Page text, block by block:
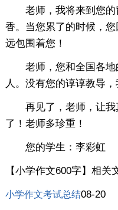
老师，我将来到您的
香。当您累了的时候，
远包围着您！
老师，您和全国各地
人。没有您的谆谆教导
再见了，老师，让我
了！老师多珍重！
您的学生：李彩虹
【小学作文600字】相关
小学作文考试总结08-20